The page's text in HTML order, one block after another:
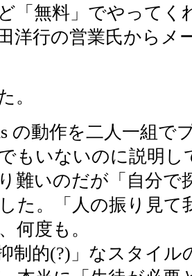
「無料」でやってく
洋行の営業氏からメ
。
の動作を二人一組で
もいないのに説明し
難いのだが「自分で
た。「人の振り見て
何度も。
制的(?)」なスタイル